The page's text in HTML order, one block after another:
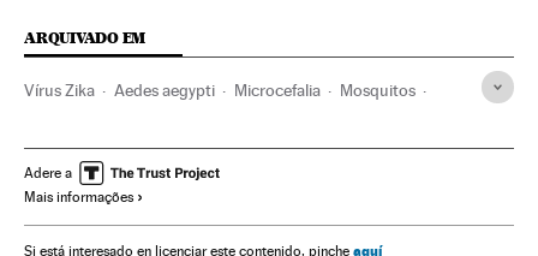
ARQUIVADO EM
Vírus Zika Aedes aegypti Microcefalia Mosquitos
Insetos Doenças genéticas
Doenças neurológicas
Animais Doenças Fauna Medicina Espécies
Adere a
Mais informações
Si está interesado en licenciar este contenido, pinche aquí